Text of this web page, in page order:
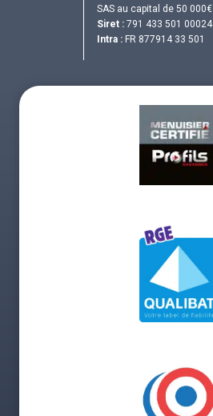
SAS au capital de 50 000€
Siret : 791 433 501 00024
Intra : FR 877914 33 501